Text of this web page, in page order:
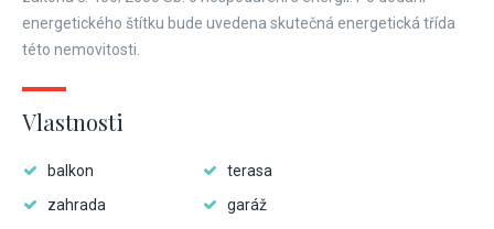
energetického štítku bude uvedena skutečná energetická třída
této nemovitosti.
Vlastnosti
balkon
terasa
zahrada
garáž